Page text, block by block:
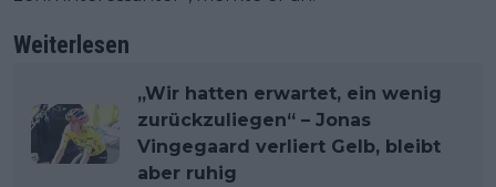
Weiterlesen
„Wir hatten erwartet, ein wenig
zurückzuliegen“ – Jonas
Vingegaard verliert Gelb, bleibt
aber ruhig